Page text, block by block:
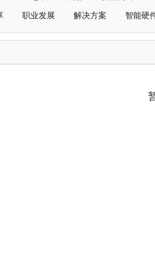
职业发展 解决方案 智能硬